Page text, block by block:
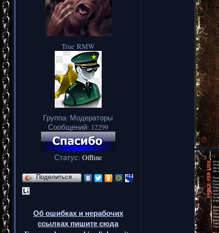
True RMW
Группа: Модераторы
Сообщений: 12299
Статус: Offline
Поделиться…
Об ошибках и нерабочих
ссылках пишите сюда